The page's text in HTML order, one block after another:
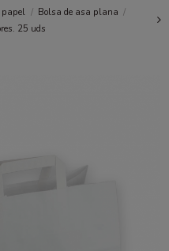
papel
Bolsa de asa plana
25 uds